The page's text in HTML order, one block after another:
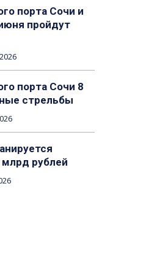
порта Сочи и
пройдут
порта Сочи 8
стрельбы
млрд рублей